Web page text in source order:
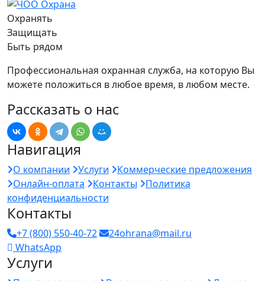
Охранять
Защищать
Быть рядом
Профессиональная охранная служба, на которую Вы
можете положиться в любое время, в любом месте.
Рассказать о нас
Навигация
О компании Услуги
Коммерческие предложения
Онлайн-оплата
Контакты
Политика
конфиденциальности
Контакты
+7 (800) 550-40-72
24ohrana@mail.ru
WhatsApp
Услуги